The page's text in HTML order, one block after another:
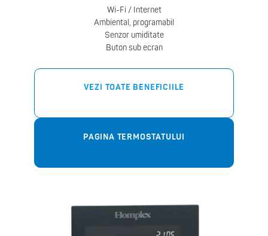
Wi-Fi / Internet
Ambiental, programabil
Senzor umiditate
Buton sub ecran
VEZI TOATE BENEFICIILE
PAGINA TERMOSTATULUI